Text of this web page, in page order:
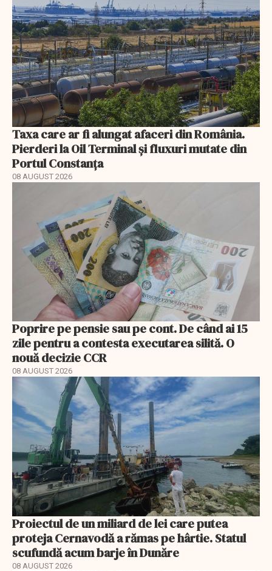
Taxa care ar fi alungat afaceri din România.
Pierderi la Oil Terminal și fluxuri mutate din
Portul Constanța
08 AUGUST 2026
Poprire pe pensie sau pe cont. De când ai 15
zile pentru a contesta executarea silită. O
nouă decizie CCR
08 AUGUST 2026
Proiectul de un miliard de lei care putea
proteja Cernavodă a rămas pe hârtie. Statul
scufundă acum barje în Dunăre
08 AUGUST 2026